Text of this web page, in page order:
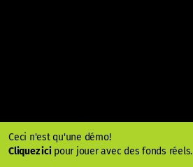
Ceci n'est qu'une démo!
Cliquez icipour jouer avec des fonds réels.